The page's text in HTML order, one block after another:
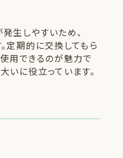
生しやすいため、
定期的に交換してもら
用できるのが魅力で
いに役立っています。